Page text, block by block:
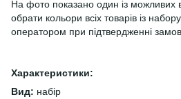
На фото показано один із можливих
обрати кольори всіх товарів із
оператором при підтвердженні
Характеристики:
Вид: набір